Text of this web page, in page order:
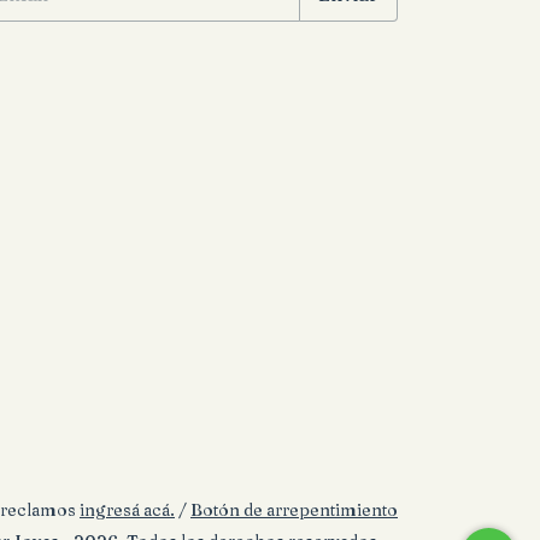
ingresá acá. / Botón de arrepentimiento